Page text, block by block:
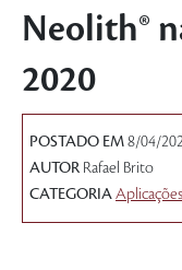
Neolith®
2020
POSTADO EM8/04/
AUTOR Rafael Brito
CATEGORIAAplicações